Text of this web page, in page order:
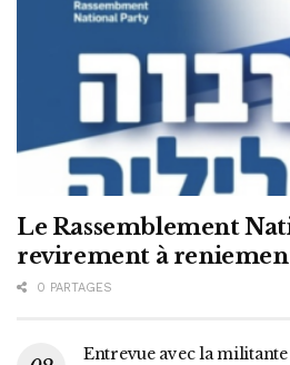
Le Rassemblement
revirement à
0 PARTAGES
Entrevue avec la